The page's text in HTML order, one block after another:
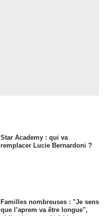
Star Academy : qui va
remplacer Lucie Bernardoni ?
Familles nombreuses : "Je sens
que l’aprem va être longue",